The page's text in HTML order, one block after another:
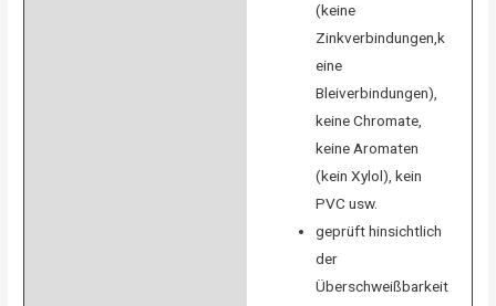
(keine
Zinkverbindungen,k
eine
Bleiverbindungen),
keine Chromate,
keine Aromaten
(kein Xylol), kein
PVC usw.
geprüft hinsichtlich
der
Überschweißbarkeit